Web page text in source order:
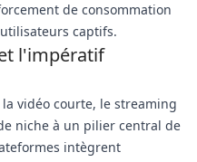
de consommation
captifs.
l'impératif
vidéo courte, le streaming
niche à un pilier central de
intègrent